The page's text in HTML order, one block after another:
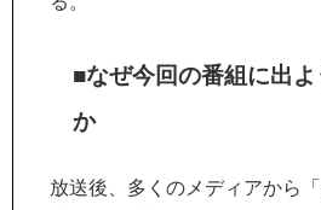
■なぜ今回の番組に出
か
放送後、多くのメディアから